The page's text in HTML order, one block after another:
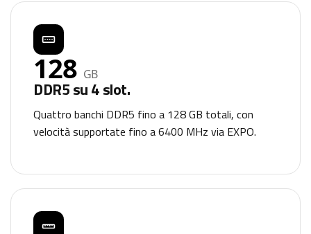
128 GB
DDR5 su 4 slot.
Quattro banchi DDR5 fino a 128 GB totali, con
velocità supportate fino a 6400 MHz via EXPO.